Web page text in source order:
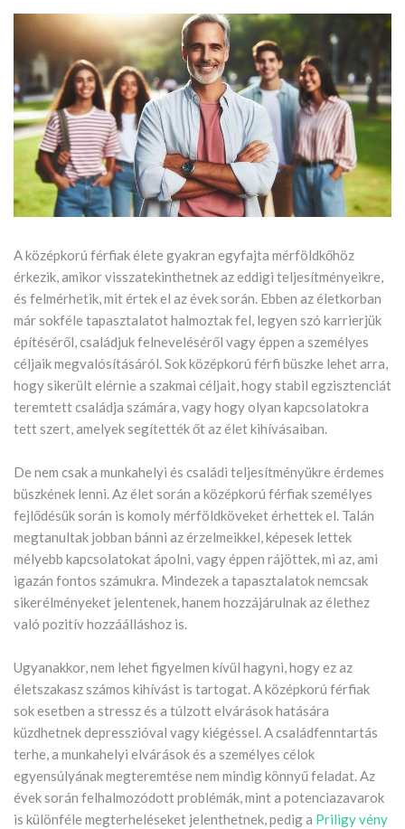
A középkorú férfiak élete gyakran egyfajta mérföldkőhöz
érkezik, amikor visszatekinthetnek az eddigi teljesítményeikre,
és felmérhetik, mit értek el az évek során. Ebben az életkorban
már sokféle tapasztalatot halmoztak fel, legyen szó karrierjük
építéséről, családjuk felneveléséről vagy éppen a személyes
céljaik megvalósításáról. Sok középkorú férfi büszke lehet arra,
hogy sikerült elérnie a szakmai céljait, hogy stabil egzisztenciát
teremtett családja számára, vagy hogy olyan kapcsolatokra
tett szert, amelyek segítették őt az élet kihívásaiban.
De nem csak a munkahelyi és családi teljesítményükre érdemes
büszkének lenni. Az élet során a középkorú férfiak személyes
fejlődésük során is komoly mérföldköveket érhettek el. Talán
megtanultak jobban bánni az érzelmeikkel, képesek lettek
mélyebb kapcsolatokat ápolni, vagy éppen rájöttek, mi az, ami
igazán fontos számukra. Mindezek a tapasztalatok nemcsak
sikerélményeket jelentenek, hanem hozzájárulnak az élethez
való pozitív hozzáálláshoz is.
Ugyanakkor, nem lehet figyelmen kívül hagyni, hogy ez az
életszakasz számos kihívást is tartogat. A középkorú férfiak
sok esetben a stressz és a túlzott elvárások hatására
küzdhetnek depresszióval vagy kiégéssel. A családfenntartás
terhe, a munkahelyi elvárások és a személyes célok
egyensúlyának megteremtése nem mindig könnyű feladat. Az
évek során felhalmozódott problémák, mint a potenciazavarok
is különféle megterheléseket jelenthetnek, pedig a Priligy vény